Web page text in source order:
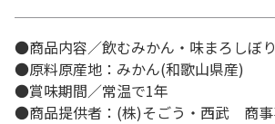
●商品内容／飲むみかん・味まろし
●原料原産地：みかん(和歌山県産)
●賞味期間／常温で1年
●商品提供者：(株)そごう・西武 商事